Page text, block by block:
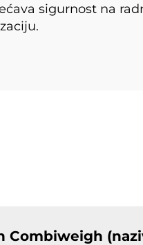
sigurnost na
Combiweigh